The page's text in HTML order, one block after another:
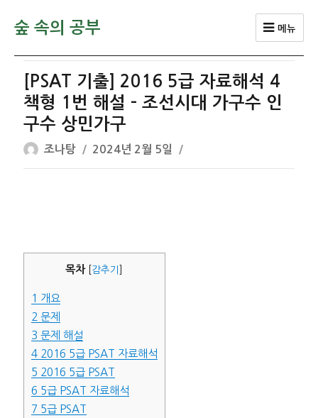
숲 속의 공부 메뉴
[PSAT 기출] 2016 5급 자료해석 4
책형 1번 해설 – 조선시대 가구수 인
구수 상민가구
글
쓴
조나탕
작
성
2024년 2월 5일
목차 감추기
1 개요
2 문제
3 문제 해설
42016 5급 PSAT 자료해석
5 2016 5급 PSAT
6 5급 PSAT 자료해석
7 5급 PSAT